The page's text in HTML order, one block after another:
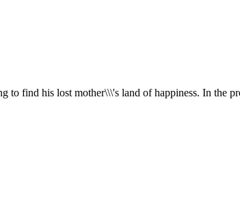
to find his lost mother\\\'s land of happiness. In the